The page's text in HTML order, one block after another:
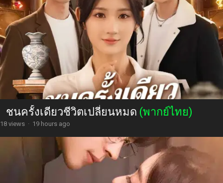
ชนครั้งเดียวชีวิตเปลี่ยนหมด (พากย์ไทย)
18 views · 19 hours ago